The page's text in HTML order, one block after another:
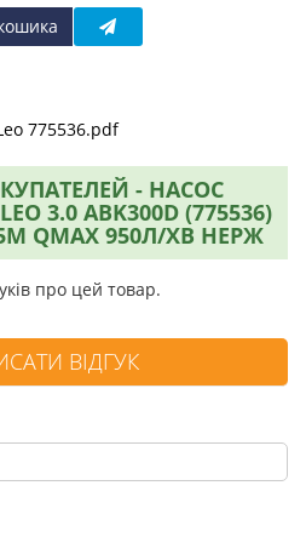
775536.pdf
- НАСОС
3.0 ABK300D (775536)
QMAX 950Л/ХВ НЕРЖ
про цей товар.
ВІДГУК